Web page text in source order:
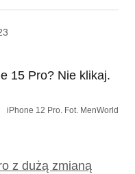
iPhone 12 Pro. Fot. MenWorld
z dużą zmianą